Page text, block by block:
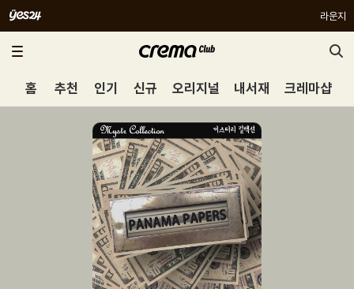
라운지
홈 추천 인기 신규 오리지널 내서재 크레마샵